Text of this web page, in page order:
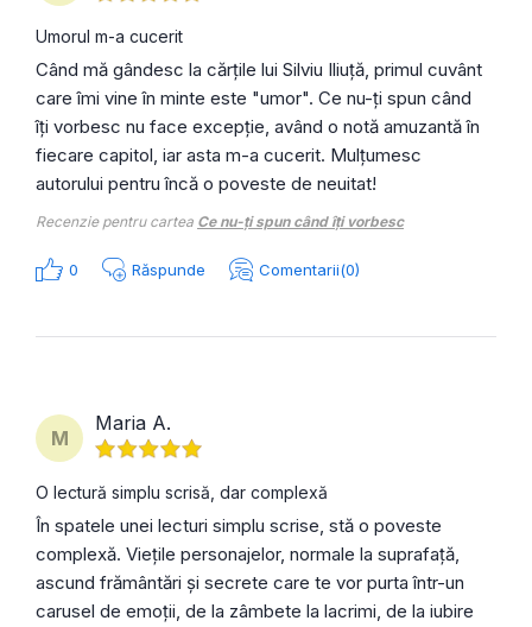
Umorul m-a cucerit
Când mă gândesc la cărțile lui Silviu Iliuță, primul cuvânt
care îmi vine în minte este "umor". Ce nu-ți spun când
îți vorbesc nu face excepție, având o notă amuzantă în
fiecare capitol, iar asta m-a cucerit. Mulțumesc
autorului pentru încă o poveste de neuitat!
Recenzie pentru cartea Ce nu-ți spun când îți vorbesc
0 Răspunde Comentarii(0)
M
Maria A.
O lectură simplu scrisă, dar complexă
În spatele unei lecturi simplu scrise, stă o poveste
complexă. Viețile personajelor, normale la suprafață,
ascund frământări și secrete care te vor purta într-un
carusel de emoții, de la zâmbete la lacrimi, de la iubire